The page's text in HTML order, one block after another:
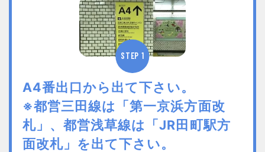
STEP 1
A4番出口から出て下さい。
※都営三田線は「第一京浜方面改
札」、都営浅草線は「JR田町駅方
面改札」を出て下さい。